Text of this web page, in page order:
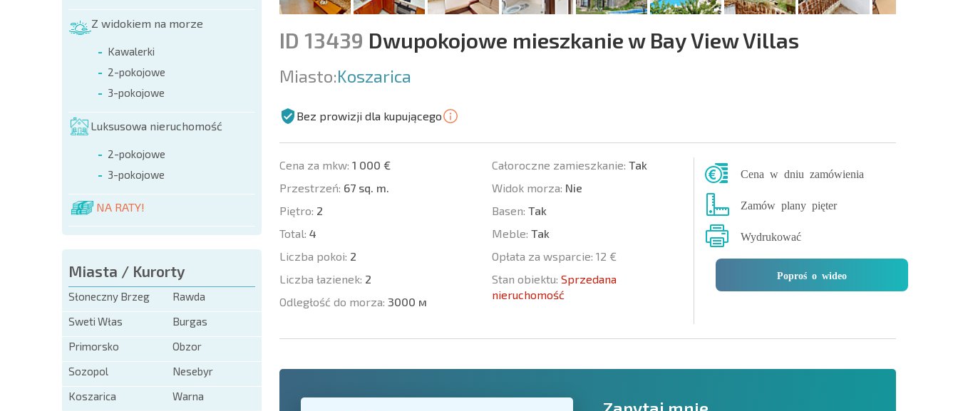
Z widokiem na morze
Kawalerki
2-pokojowe
3-pokojowe
Luksusowa nieruchomość
2-pokojowe
3-pokojowe
NA RATY!
Miasta / Kurorty
Słoneczny Brzeg
Rawda
Sweti Włas
Burgas
Primorsko
Obzor
Sozopol
Nesebyr
Koszarica
Warna
ID 13439 Dwupokojowe mieszkanie w Bay View Villas
Miasto:Koszarica
Bez prowizji dla kupującego
Cena za mkw: 1 000 €
Przestrzeń: 67 sq. m.
Piętro: 2
Total: 4
Liczba pokoi: 2
Liczba łazienek: 2
Odległość do morza: 3000 м
Całoroczne zamieszkanie: Tak
Widok morza: Nie
Basen: Tak
Meble: Tak
Opłata za wsparcie: 12 €
Stan obiektu: Sprzedana
nieruchomość
Cena w dniu zamówienia
Zamów plany pięter
Wydrukować
Poproś o wideo
United
+1